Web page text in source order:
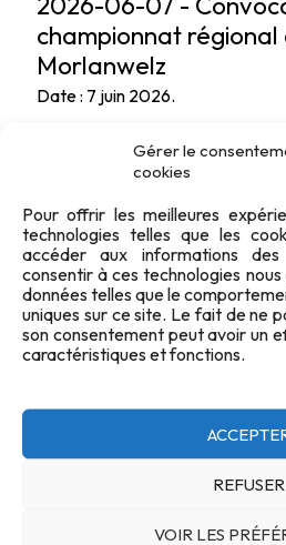
Gérer le
cookies
Pour offrir les meilleures
technologies telles que les
accéder aux informations
consentir à ces technologies
données telles que le
uniques sur ce site. Le fait de ne
son consentement peut avoir un
caractéristiques et fonctions.
REFUSER
VOIR LES
championnat régional
Morlanwelz
Date : 7 juin 2026.